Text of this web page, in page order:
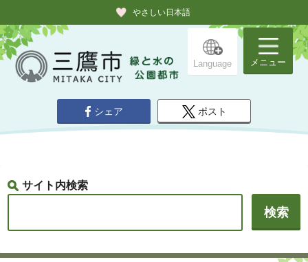
やさしい日本語
Language メニュー
シェア ポスト
サイト内検索